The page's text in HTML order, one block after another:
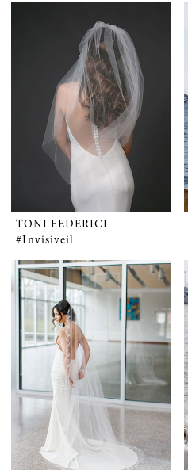
TONI FEDERICI
#Invisiveil